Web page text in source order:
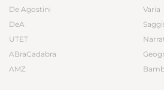
De Agostini
DeA
UTET
ABraCadabra
AMZ
Varia